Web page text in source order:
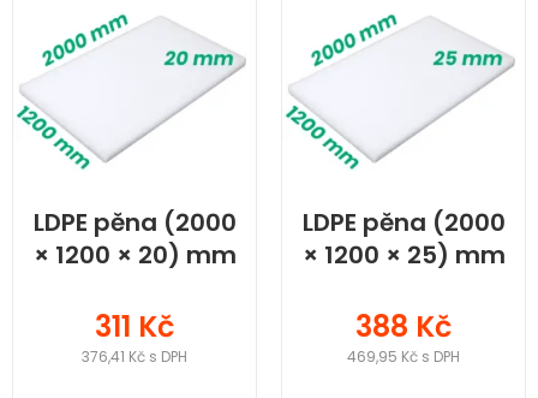
LDPE pěna (2000
× 1200 × 20) mm
311 Kč
376,41 Kč s DPH
LDPE pěna (2000
× 1200 × 25) mm
388 Kč
469,95 Kč s DPH